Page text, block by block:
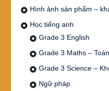
Hình ảnh sản phẩm –
Học tiếng anh
Grade 3 English
Grade 3 Maths –
Grade 3 Science –
Ngữ pháp